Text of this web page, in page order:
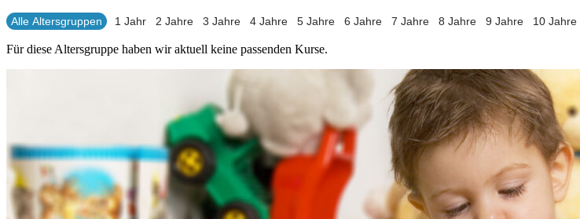
Alle Altersgruppen 1 Jahr 2 Jahre 3 Jahre 4 Jahre 5 Jahre 6 Jahre 7 Jahre 8 Jahre 9 Jahre 10 Jahre
Für diese Altersgruppe haben wir aktuell keine passenden Kurse.